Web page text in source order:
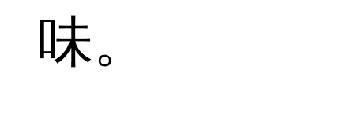
味。